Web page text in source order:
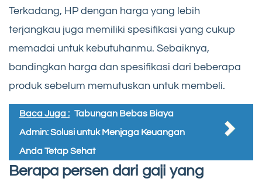
Terkadang, HP dengan harga yang lebih
terjangkau juga memiliki spesifikasi yang cukup
memadai untuk kebutuhanmu. Sebaiknya,
bandingkan harga dan spesifikasi dari beberapa
produk sebelum memutuskan untuk membeli.
Baca Juga : Tabungan Bebas Biaya
Admin: Solusi untuk Menjaga Keuangan
Anda Tetap Sehat
Berapa persen dari gaji yang